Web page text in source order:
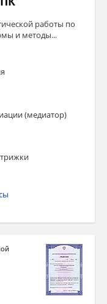
работы по
и методы...
(медиатор)